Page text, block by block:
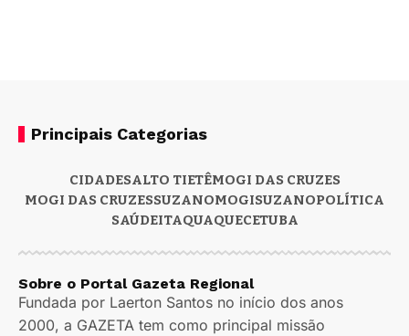
Principais Categorias
CIDADESALTO TIETÊMOGI DAS CRUZES
MOGI DAS CRUZESSUZANOMOGISUZANOPOLÍTICA
SAÚDEITAQUAQUECETUBA
Sobre o Portal Gazeta Regional
Fundada por Laerton Santos no início dos anos
2000, a GAZETA tem como principal missão